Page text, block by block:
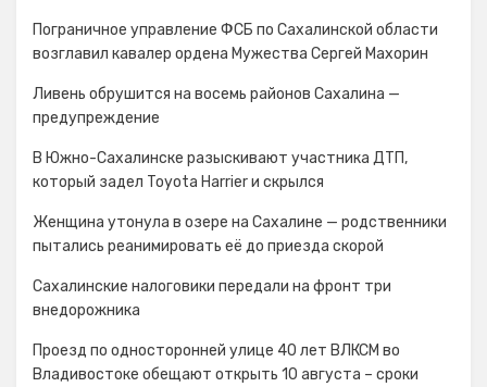
Пограничное управление ФСБ по Сахалинской области
возглавил кавалер ордена Мужества Сергей Махорин
Ливень обрушится на восемь районов Сахалина —
предупреждение
В Южно-Сахалинске разыскивают участника ДТП,
который задел Toyota Harrier и скрылся
Женщина утонула в озере на Сахалине — родственники
пытались реанимировать её до приезда скорой
Сахалинские налоговики передали на фронт три
внедорожника
Проезд по односторонней улице 40 лет ВЛКСМ во
Владивостоке обещают открыть 10 августа – сроки